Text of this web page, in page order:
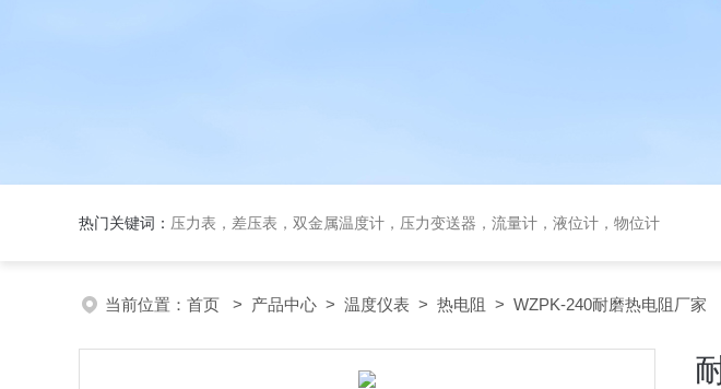
热门关键词： 压力表，差压表，双金属温度计，压力变送器，流量计，液位计，物位计
当前位置： 首页 > 产品中心 > 温度仪表 > 热电阻 > WZPK-240耐磨热电阻厂家